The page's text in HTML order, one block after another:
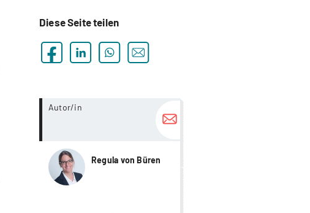
Diese Seite teilen
Autor/in
Regula von Büren
more...